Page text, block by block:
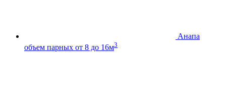
Анапа
объем парных от 8 до 16м3